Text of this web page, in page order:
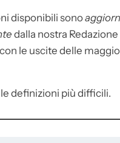
disponibili sono
dalla nostra Redazione
le uscite delle
definizioni più difficili.